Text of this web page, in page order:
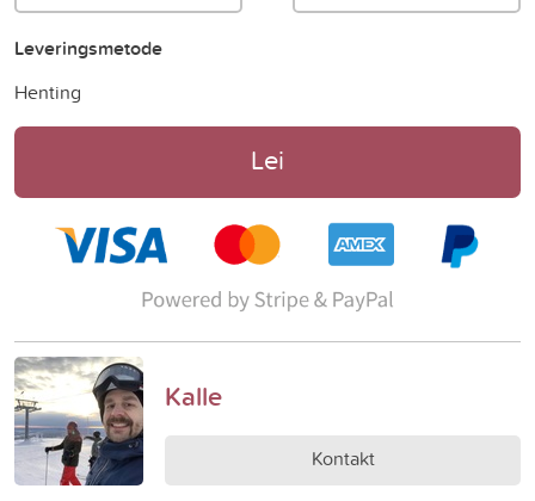
Leveringsmetode
Henting
Lei
Kalle
Kontakt